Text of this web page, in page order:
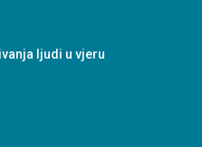
ljudi u vjeru